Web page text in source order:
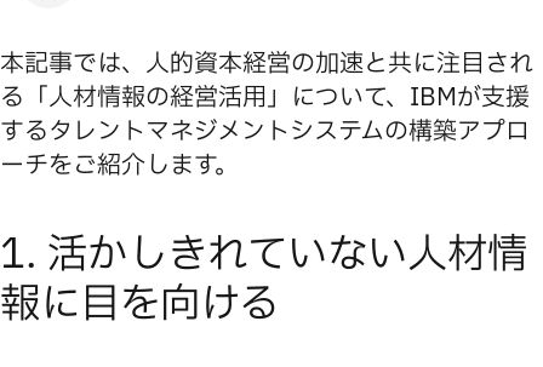
本記事では、人的資本経営の加速と共に注目され
る「人材情報の経営活用」について、IBMが支援
するタレントマネジメントシステムの構築アプロ
ーチをご紹介します。
1. 活かしきれていない人材情
報に目を向ける